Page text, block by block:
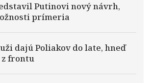
Putinovi nový návrh,
prímeria
dajú Poliakov do late, hneď
z frontu